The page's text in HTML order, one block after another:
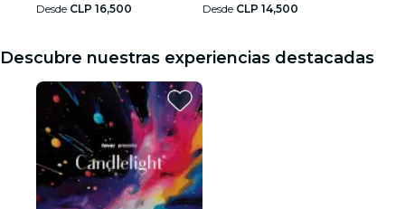
Desde CLP 16,500
Desde CLP 14,500
Descubre nuestras experiencias destacadas